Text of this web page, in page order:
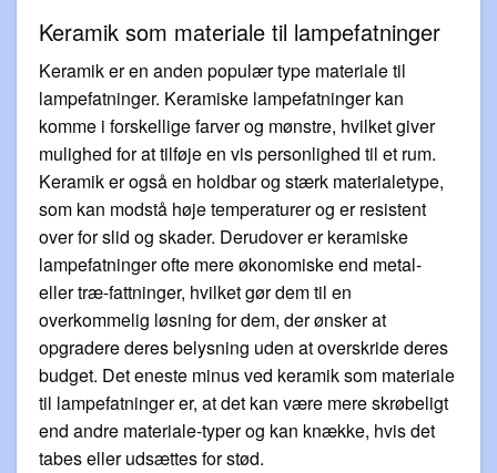
Keramik som materiale til lampefatninger
Keramik er en anden populær type materiale til
lampefatninger. Keramiske lampefatninger kan
komme i forskellige farver og mønstre, hvilket giver
mulighed for at tilføje en vis personlighed til et rum.
Keramik er også en holdbar og stærk materialetype,
som kan modstå høje temperaturer og er resistent
over for slid og skader. Derudover er keramiske
lampefatninger ofte mere økonomiske end metal-
eller træ-fattninger, hvilket gør dem til en
overkommelig løsning for dem, der ønsker at
opgradere deres belysning uden at overskride deres
budget. Det eneste minus ved keramik som materiale
til lampefatninger er, at det kan være mere skrøbeligt
end andre materiale-typer og kan knække, hvis det
tabes eller udsættes for stød.